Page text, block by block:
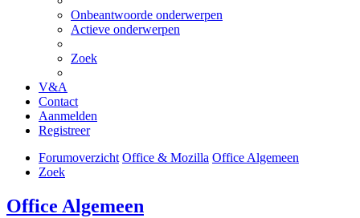
Onbeantwoorde onderwerpen
Actieve onderwerpen
Zoek
V&A
Contact
Aanmelden
Registreer
Forumoverzicht Office & Mozilla Office Algemeen
Zoek
Office Algemeen